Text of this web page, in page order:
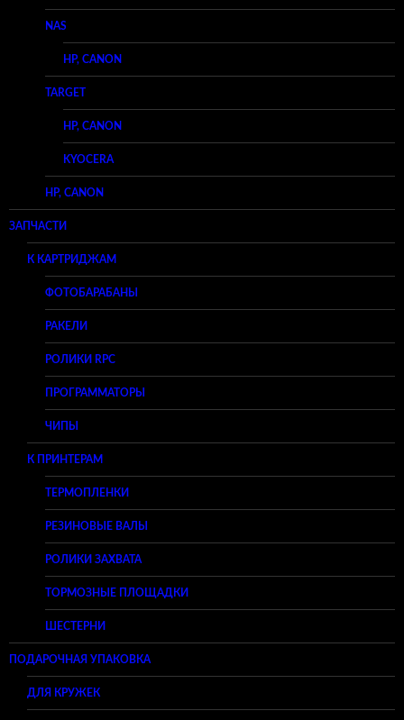
NAS
HP, CANON
TARGET
HP, CANON
KYOCERA
HP, CANON
ЗАПЧАСТИ
К КАРТРИДЖАМ
ФОТОБАРАБАНЫ
РАКЕЛИ
РОЛИКИ RPC
ПРОГРАММАТОРЫ
ЧИПЫ
К ПРИНТЕРАМ
ТЕРМОПЛЕНКИ
РЕЗИНОВЫЕ ВАЛЫ
РОЛИКИ ЗАХВАТА
ТОРМОЗНЫЕ ПЛОЩАДКИ
ШЕСТЕРНИ
ПОДАРОЧНАЯ УПАКОВКА
ДЛЯ КРУЖЕК